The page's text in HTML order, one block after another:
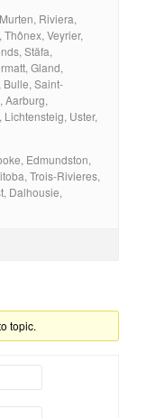
Riviera,
Veyrier,
Stäfa,
Gland,
Bulle, Saint-
Aarburg,
Uster,
Edmundston,
Trois-Rivieres,
Dalhousie,
topic.